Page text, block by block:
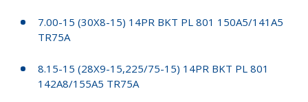
7.00-15 (30X8-15) 14PR BKT PL 801 150A5/141A5
TR75A
8.15-15 (28X9-15,225/75-15) 14PR BKT PL 801
142A8/155A5 TR75A